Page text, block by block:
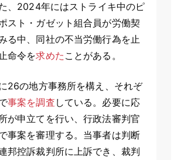
、2024年にはストライキ中のピ
スト・ガゼット組合員が労働契
る中、同社の不当労働行為を止
命令を求めた ことがある。
26の地方事務所を構え、それぞ
事案を調査 している。必要に応
が申立てを行い、行政法審判官
事案を審理する。当事者は判断
邦控訴裁判所に上訴でき、裁判